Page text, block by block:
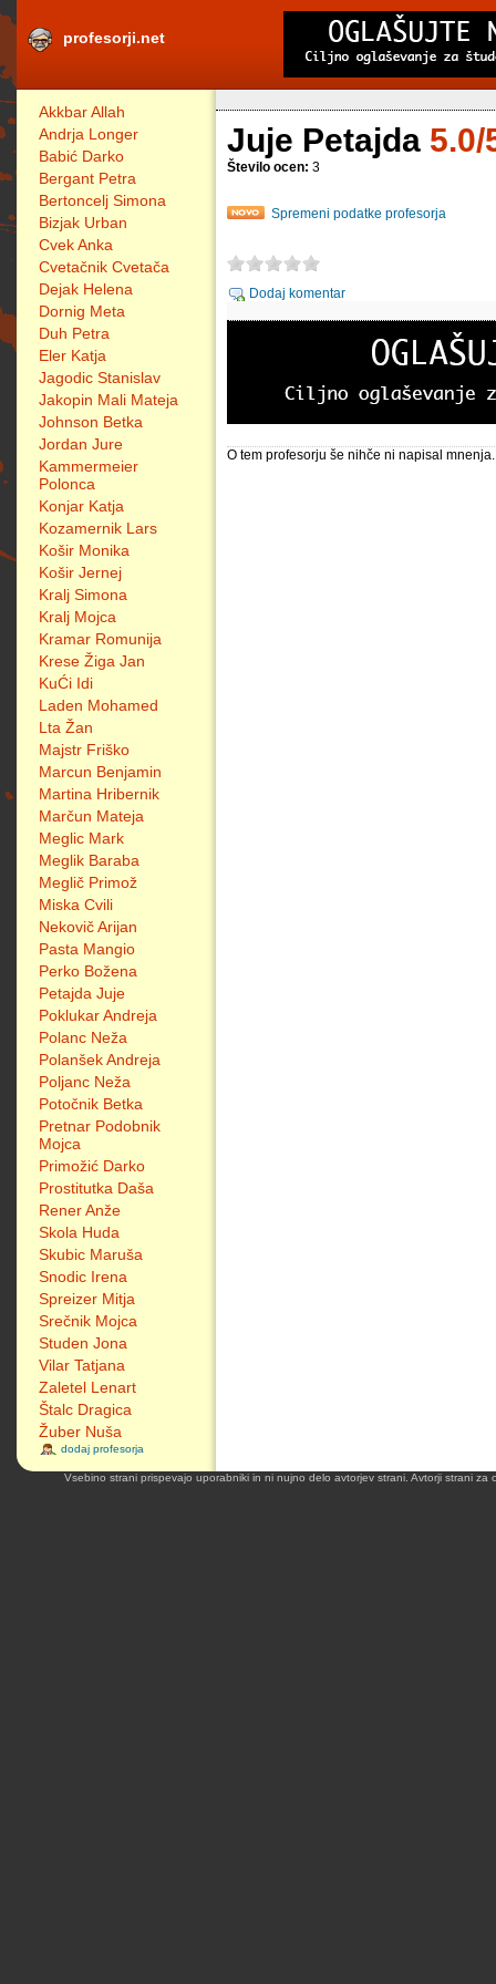
profesorji.net
Akkbar Allah
Andrja Longer
Babić Darko
Bergant Petra
Bertoncelj Simona
Bizjak Urban
Cvek Anka
Cvetačnik Cvetača
Dejak Helena
Dornig Meta
Duh Petra
Eler Katja
Jagodic Stanislav
Jakopin Mali Mateja
Johnson Betka
Jordan Jure
Kammermeier
Polonca
Konjar Katja
Kozamernik Lars
Košir Monika
Košir Jernej
Kralj Simona
Kralj Mojca
Kramar Romunija
Krese Žiga Jan
KuĆi Idi
Laden Mohamed
Lta Žan
Majstr Friško
Marcun Benjamin
Martina Hribernik
Marčun Mateja
Meglic Mark
Meglik Baraba
Meglič Primož
Miska Cvili
Nekovič Arijan
Pasta Mangio
Perko Božena
Petajda Juje
Poklukar Andreja
Polanc Neža
Polanšek Andreja
Poljanc Neža
Potočnik Betka
Pretnar Podobnik
Mojca
Primožić Darko
Prostitutka Daša
Rener Anže
Skola Huda
Skubic Maruša
Snodic Irena
Spreizer Mitja
Srečnik Mojca
Studen Jona
Vilar Tatjana
Zaletel Lenart
Štalc Dragica
Žuber Nuša
dodaj profesorja
Juje Petajda 5.0/
Število ocen: 3
Spremeni podatke profesorja
Dodaj komentar
O tem profesorju še nihče ni napisal mnenja.
Vsebino strani prispevajo uporabniki in ni nujno delo avtorjev strani. Avtorji strani